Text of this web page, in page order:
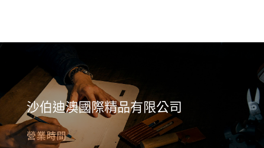
沙伯迪澳國際精品有限公司
營業時間